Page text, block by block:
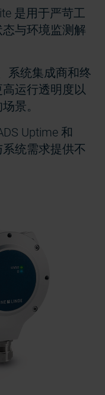
是用于严苛工
与环境监测解
系统集成商和终
运行透明度以
景。
Uptime 和
统需求提供不